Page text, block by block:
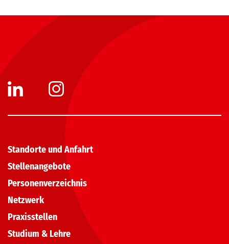
Standorte und Anfahrt
Stellenangebote
Personenverzeichnis
Netzwerk
Praxisstellen
Studium & Lehre